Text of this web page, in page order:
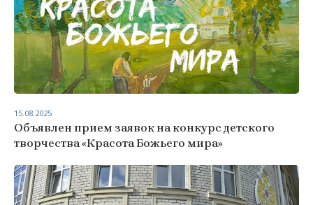
Объявлен прием заявок на конкурс детского
творчества «Красота Божьего мира»
15.08.2025